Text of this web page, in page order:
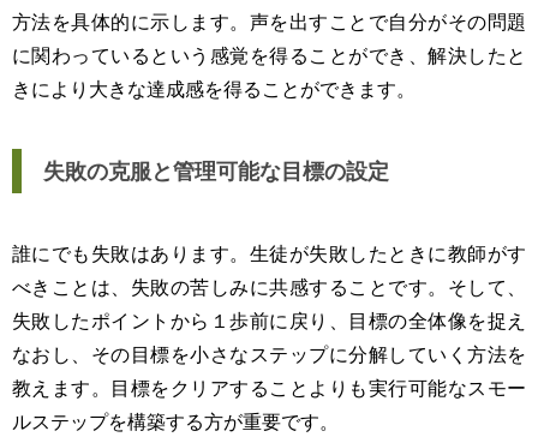
方法を具体的に示します。声を出すことで自分がその問題
に関わっているという感覚を得ることができ、解決したと
きにより大きな達成感を得ることができます。
失敗の克服と管理可能な目標の設定
誰にでも失敗はあります。生徒が失敗したときに教師がす
べきことは、失敗の苦しみに共感することです。そして、
失敗したポイントから１歩前に戻り、目標の全体像を捉え
なおし、その目標を小さなステップに分解していく方法を
教えます。目標をクリアすることよりも実行可能なスモー
ルステップを構築する方が重要です。